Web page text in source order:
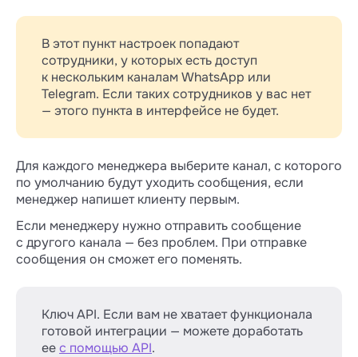
В этот пункт настроек попадают
сотрудники, у которых есть доступ
к нескольким каналам WhatsApp или
Telegram. Если таких сотрудников у вас нет
— этого пункта в интерфейсе не будет.
Для каждого менеджера выберите канал, с которого
по умолчанию будут уходить сообщения, если
менеджер напишет клиенту первым.
Если менеджеру нужно отправить сообщение
с другого канала — без проблем. При отправке
сообщения он сможет его поменять.
Ключ API. Если вам не хватает функционала
готовой интеграции — можете доработать
еес помощью API.